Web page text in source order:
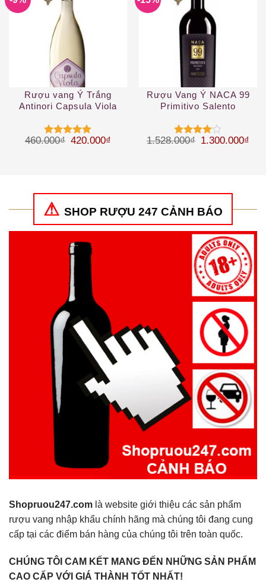
Rượu vang Ý Trắng
Antinori Capsula Viola
Được xếp
460.000₫ Giá gốc là: 460.000₫.
420.000₫ Giá hiện tại là: 420.000₫.
Rượu Vang Ý NACA 99
Primitivo Salento
Được
1.528.000₫ Giá gốc là:
1.300.000₫
SHOP RƯỢU 247 CẢNH BÁO
Shopruou247.com là website giới thiệu các sản phẩm
rượu vang nhập khẩu chính hãng mà chúng tôi đang cung
cấp tại các điểm bán hàng của chúng tôi trên toàn quốc.
CHÚNG TÔI CAM KẾT MANG ĐẾN NHỮNG SẢN PHẨM
CAO CẤP VỚI GIÁ THÀNH TỐT NHẤT!